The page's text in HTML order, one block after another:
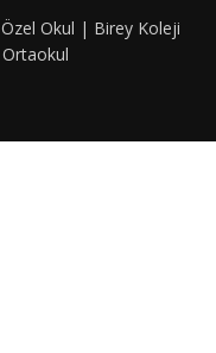
Özel Okul | Birey Koleji